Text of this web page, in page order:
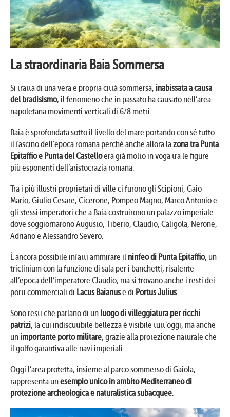
La straordinaria Baia Sommersa
Si tratta di una vera e propria città sommersa, inabissata a causa
del bradisismo, il fenomeno che in passato ha causato nell’area
napoletana movimenti verticali di 6/8 metri.
Baia è sprofondata sotto il livello del mare portando con sé tutto
il fascino dell’epoca romana perché anche allora lazona tra Punta
Epitaffio e Punta del Castelloera già molto in voga tra le figure
più esponenti dell’aristocrazia romana.
Tra i più illustri proprietari di ville ci furono gli Scipioni, Gaio
Mario, Giulio Cesare, Cicerone, Pompeo Magno, Marco Antonio e
gli stessi imperatori che a Baia costruirono un palazzo imperiale
dove soggiornarono Augusto, Tiberio, Claudio, Caligola, Nerone,
Adriano e Alessandro Severo.
È ancora possibile infatti ammirare il ninfeo di Punta Epitaffio, un
triclinium con la funzione di sala per i banchetti, risalente
all’epoca dell’imperatore Claudio, ma si trovano anche i resti dei
porti commerciali di Lacus Baianuse di Portus Julius.
Sono resti che parlano di un luogo di villeggiatura per ricchi
patrizi, la cui indiscutibile bellezza è visibile tutt’oggi, ma anche
un importante porto militare, grazie alla protezione naturale che
il golfo garantiva alle navi imperiali.
Oggi l’area protetta, insieme al parco sommerso di Gaiola,
rappresenta unesempio unico in ambito Mediterraneo di
protezione archeologica e naturalistica subacquee